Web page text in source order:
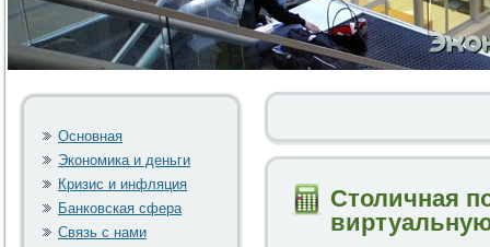
Основная
Экономика и деньги
Кризис и инфляция
Банковская сфера
Связь с нами
Столичная